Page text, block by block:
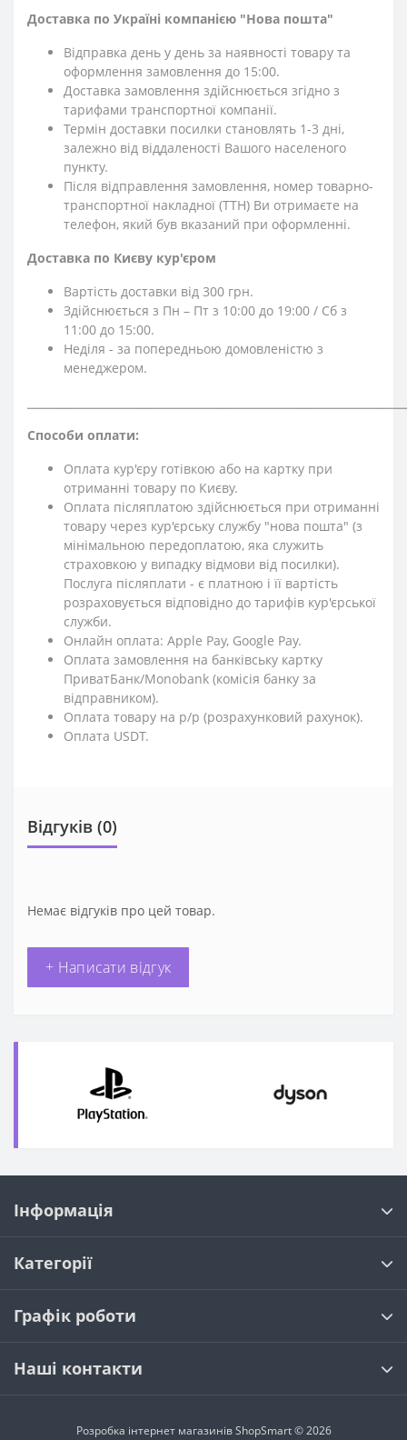
Доставка по Україні компанією "Нова пошта"
Відправка день у день за наявності товару та
оформлення замовлення до 15:00.
Доставка замовлення здійснюється згідно з
тарифами транспортної компанії.
Термін доставки посилки становлять 1-3 дні,
залежно від віддаленості Вашого населеного
пункту.
Після відправлення замовлення, номер товарно-
транспортної накладної (ТТН) Ви отримаєте на
телефон, який був вказаний при оформленні.
Доставка по Києву кур'єром
Вартість доставки від 300 грн.
Здійснюється з Пн – Пт з 10:00 до 19:00 / Сб з
11:00 до 15:00.
Неділя - за попередньою домовленістю з
менеджером.
Способи оплати:
Оплата кур'єру готівкою або на картку при
отриманні товару по Києву.
Оплата післяплатою здійснюється при отриманні
товару через кур'єрську службу "нова пошта" (з
мінімальною передоплатою, яка служить
страховкою у випадку відмови від посилки).
Послуга післяплати - є платною і її вартість
розраховується відповідно до тарифів кур'єрської
служби.
Онлайн оплата: Apple Pay, Google Pay.
Оплата замовлення на банківську картку
ПриватБанк/Monobank (комісія банку за
відправником).
Оплата товару на р/р (розрахунковий рахунок).
Оплата USDT.
Відгуків (0)
Немає відгуків про цей товар.
+ Написати відгук
Інформація
Категорії
Графік роботи
Наші контакти
Розробка інтернет магазинівShopSmart © 2026